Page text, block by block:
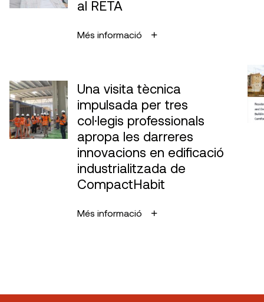
al RETA
Més informació
Una visita tècnica
impulsada per tres
col·legis professionals
apropa les darreres
innovacions en edificació
industrialitzada de
CompactHabit
Més informació